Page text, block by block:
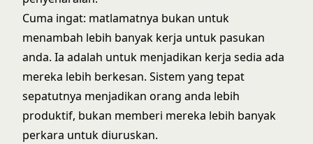
Cuma ingat: matlamatnya bukan untuk
menambah lebih banyak kerja untuk pasukan
anda. Ia adalah untuk menjadikan kerja sedia ada
mereka lebih berkesan. Sistem yang tepat
sepatutnya menjadikan orang anda lebih
produktif, bukan memberi mereka lebih banyak
perkara untuk diuruskan.